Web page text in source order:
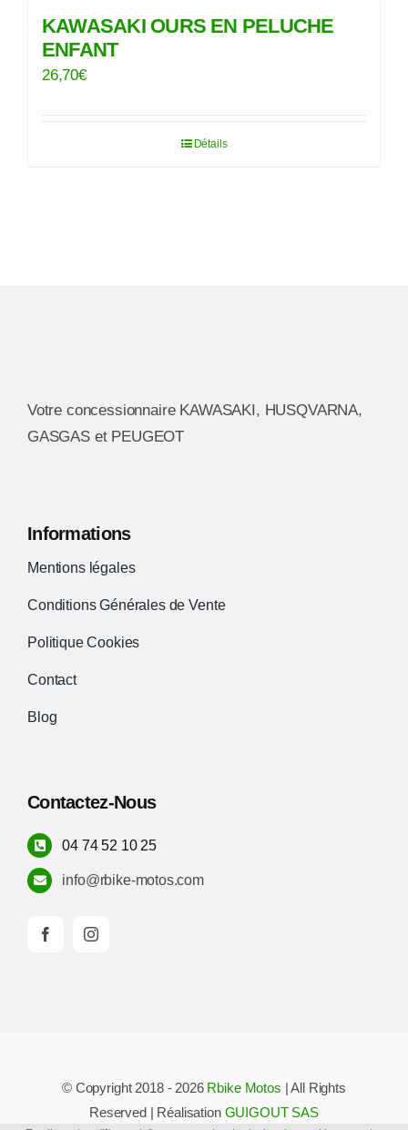
KAWASAKI OURS EN PELUCHE
ENFANT
26,70€
Détails
Votre concessionnaire KAWASAKI, HUSQVARNA,
GASGAS et PEUGEOT
Informations
Mentions légales
Conditions Générales de Vente
Politique Cookies
Contact
Blog
Contactez-Nous
04 74 52 10 25
info@rbike-motos.com
© Copyright 2018 - 2026 Rbike Motos | All Rights
Reserved | Réalisation GUIGOUT SAS